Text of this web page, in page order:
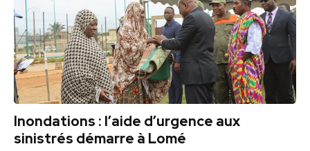
Inondations : l’aide d’urgence aux
sinistrés démarre à Lomé